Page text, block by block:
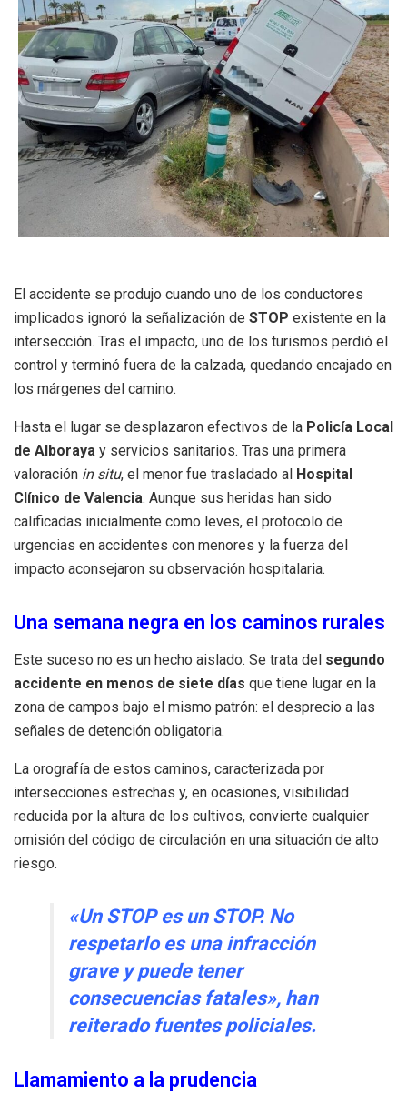
El accidente se produjo cuando uno de los conductores
implicados ignoró la señalización de STOP existente en la
intersección. Tras el impacto, uno de los turismos perdió el
control y terminó fuera de la calzada, quedando encajado en
los márgenes del camino.
Hasta el lugar se desplazaron efectivos de la Policía Local
de Alboraya y servicios sanitarios. Tras una primera
valoración in situ, el menor fue trasladado al Hospital
Clínico de Valencia. Aunque sus heridas han sido
calificadas inicialmente como leves, el protocolo de
urgencias en accidentes con menores y la fuerza del
impacto aconsejaron su observación hospitalaria.
Una semana negra en los caminos rurales
Este suceso no es un hecho aislado. Se trata del segundo
accidente en menos de siete días que tiene lugar en la
zona de campos bajo el mismo patrón: el desprecio a las
señales de detención obligatoria.
La orografía de estos caminos, caracterizada por
intersecciones estrechas y, en ocasiones, visibilidad
reducida por la altura de los cultivos, convierte cualquier
omisión del código de circulación en una situación de alto
riesgo.
«Un STOP es un STOP. No
respetarlo es una infracción
grave y puede tener
consecuencias fatales», han
reiterado fuentes policiales.
Llamamiento a la prudencia